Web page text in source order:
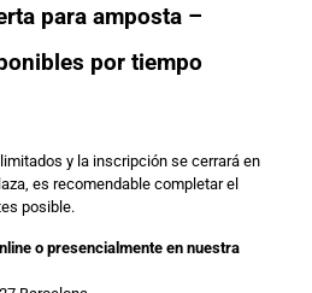
para amposta –
por tiempo
y la inscripción se cerrará en
es recomendable completar el
posible.
o presencialmente en nuestra